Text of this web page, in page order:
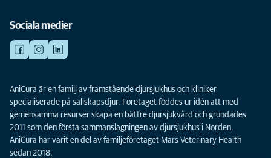
Sociala medier
AniCura är en familj av framstående djursjukhus och kliniker
specialiserade på sällskapsdjur. Företaget föddes ur idén att med
gemensamma resurser skapa en bättre djursjukvård och grundades
2011 som den första sammanslagningen av djursjukhus i Norden.
AniCura har varit en del av familjeföretaget Mars Veterinary Health
sedan 2018.